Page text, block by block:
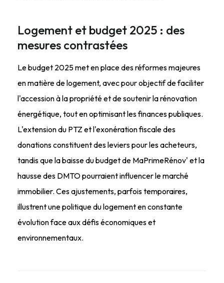
Logement et budget 2025 : des
mesures contrastées
Le budget 2025 met en place des réformes majeures
en matière de logement, avec pour objectif de faciliter
l'accession à la propriété et de soutenir la rénovation
énergétique, tout en optimisant les finances publiques.
L'extension du PTZ et l'exonération fiscale des
donations constituent des leviers pour les acheteurs,
tandis que la baisse du budget de MaPrimeRénov' et la
hausse des DMTO pourraient influencer le marché
immobilier. Ces ajustements, parfois temporaires,
illustrent une politique du logement en constante
évolution face aux défis économiques et
environnementaux.